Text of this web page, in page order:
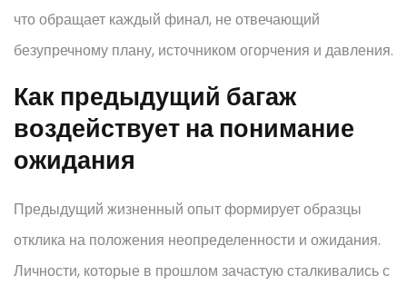
что обращает каждый финал, не отвечающий
безупречному плану, источником огорчения и давления.
Как предыдущий багаж
воздействует на понимание
ожидания
Предыдущий жизненный опыт формирует образцы
отклика на положения неопределенности и ожидания.
Личности, которые в прошлом зачастую сталкивались с